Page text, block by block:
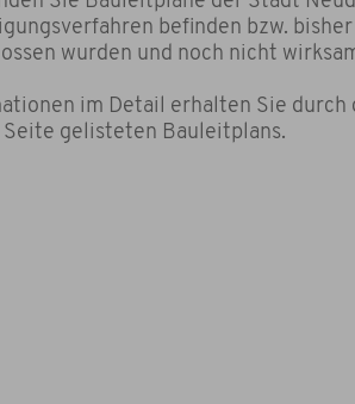
befinden bzw.
wurden und noch nicht
im Detail erhalten Sie durch
Seite gelisteten Bauleitplans.